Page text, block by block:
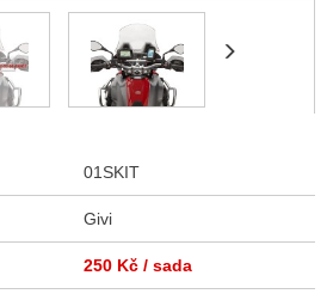
01SKIT
Givi
250 Kč / sada